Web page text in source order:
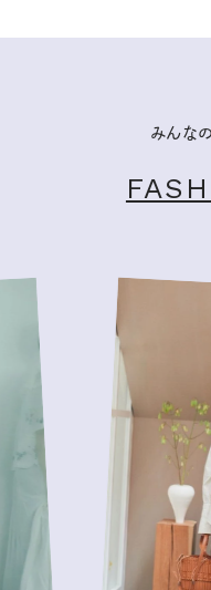
みんな